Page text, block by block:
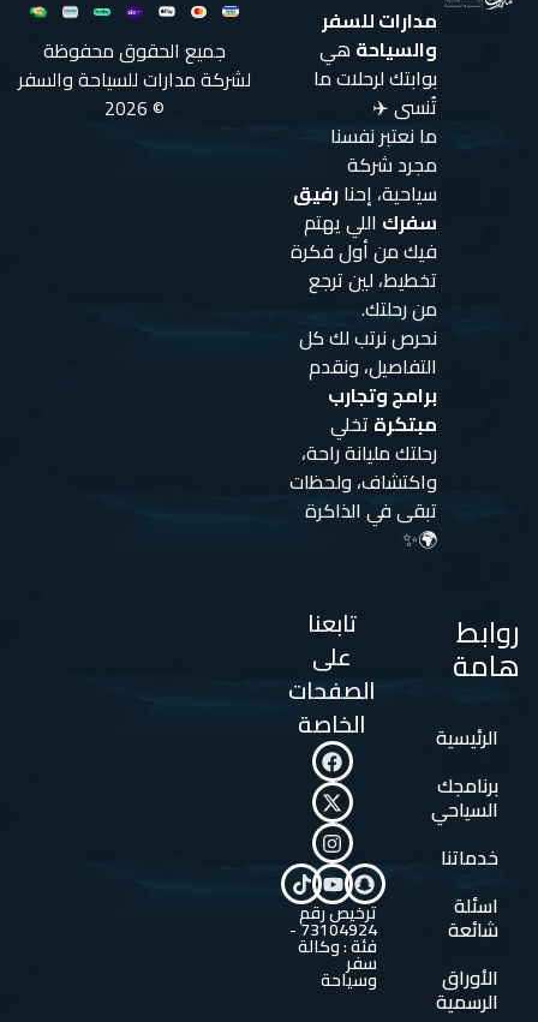
مدارات للسفر
والسياحة هي
بوابتك لرحلات ما
تُنسى ✈️
ما نعتبر نفسنا
مجرد شركة
سياحية، إحنارفيق
سفرك اللي يهتم
فيك من أول فكرة
تخطيط، لين ترجع
من رحلتك.
نحرص نرتب لك كل
التفاصيل، ونقدم
برامج وتجارب
مبتكرة تخلي
رحلتك مليانة راحة،
واكتشاف، ولحظات
تبقى في الذاكرة
🌍✨
روابط
هامة
الرئيسية
برنامجك
السياحي
خدماتنا
اسئلة
شائعة
الأوراق
الرسمية
تابعنا
على
الصفحات
الخاصة
ترخيص رقم
73104924 -
فئة : وكالة
سفر
وسياحة
جميع الحقوق محفوظة
لشركة مدارات للسياحة والسفر
© 2026